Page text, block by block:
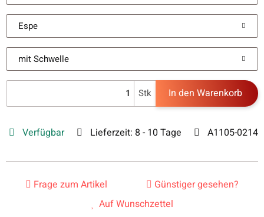
Espe
mit Schwelle
Stk In den Warenkorb
Verfügbar Lieferzeit: 8 - 10 Tage A1105-0214
Frage zum Artikel
Günstiger gesehen?
Auf Wunschzettel